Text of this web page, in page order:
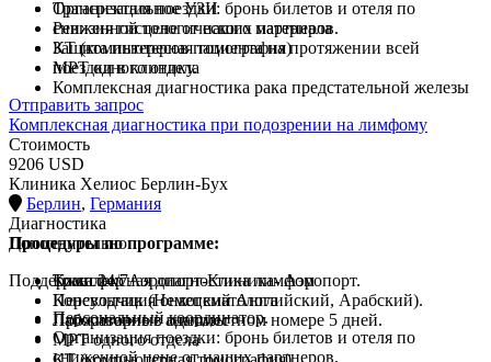
Трансректальное УЗИ
Ревизия гистологического материала
КТ (компьютерная томография)
МРТ одного отдела
Комплексная диагностика рака предстательной железы
Организация поездки: бронь билетов и отеля по
сниженной цене от наших партнеров.
Защита интересов пациента на протяжении всей
поездки в клинику.
Отправить запрос
Комплексная диагностика при подозрении на лимфому
Стоимость
9206 USD
Клиника Хелиос Берлин-Бух
Берлин, Германия
Диагностика
Процедуры по программе:
Комплексная диагностика лимфом
Консультация онкогематолога
Лабораторные анализы
МРТ одного отдела
Дополнительно
Трансфер Аэропорт-Клиника- Аэропорт.
Переводчик (Немецкий Английский, Арабский).
Проживание в одноместном номере 5 дней.
Поддержка 24/7
Персональный координатор.
Организация поездки: бронь билетов и отеля по
сниженной цене от наших партнеров.